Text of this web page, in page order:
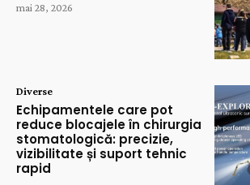
mai 28, 2026
Diverse
Echipamentele care pot
reduce blocajele în chirurgia
stomatologică: precizie,
vizibilitate și suport tehnic
rapid